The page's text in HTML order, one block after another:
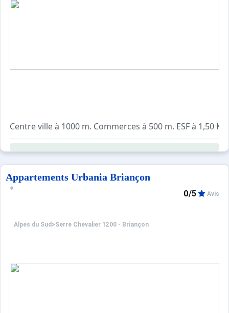
Centre ville à 1000 m. Commerces à 500 m. ESF à 1,50
Appartements Urbania Briançon
Alpes du Sud >Serre Chevalier 1200 - Briançon
0/5 Avis